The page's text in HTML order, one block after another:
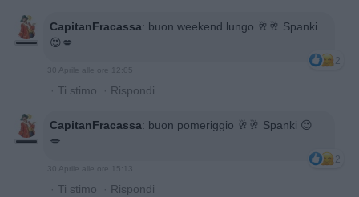
CapitanFracassa: buon weekend lungo 🥂🥂 Spanki
😍💋
2
30 Aprile alle ore 12:05
· Ti stimo · Rispondi
CapitanFracassa: buon pomeriggio 🥂🥂 Spanki 😍
💋
2
30 Aprile alle ore 15:13
· Ti stimo · Rispondi